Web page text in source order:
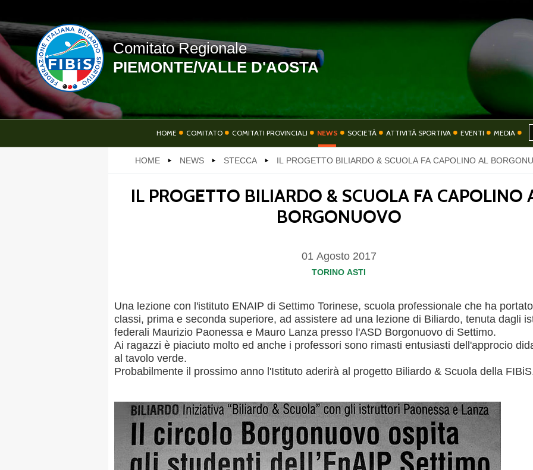
LINK UTILI COMITATO
MAPPA DEL SITO
Settore Arbitrale Ufficiali di Gara
Scuola Fibis
Comitato Regionale
PIEMONTE/VALLE D'AOSTA
HOME COMITATO COMITATI PROVINCIALI NEWS SOCIETÀ ATTIVITÀ SPORTIVA EVENTI MEDIA
HOME NEWS STECCA IL PROGETTO BILIARDO & SCUOLA FA CAPOLINO AL
IL PROGETTO BILIARDO & SCUOLA FA CAPOLINO
BORGONUOVO
01 Agosto 2017
TORINO ASTI
Una lezione con l'istituto ENAIP di Settimo Torinese, scuola professionale che ha
classi, prima e seconda superiore, ad assistere ad una lezione di Biliardo, tenuta dagli
federali Maurizio Paonessa e Mauro Lanza presso l'ASD Borgonuovo di Settimo.
Ai ragazzi è piaciuto molto ed anche i professori sono rimasti entusiasti dell'approcio
al tavolo verde.
Probabilmente il prossimo anno l'Istituto aderirà al progetto Biliardo & Scuola della